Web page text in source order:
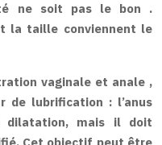
ne soit pas le bon .
la taille conviennent le
vaginale et anale ,
de lubrification : l’anus
mais il doit